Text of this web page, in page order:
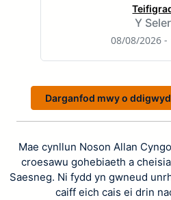
Y Seler
08/08/2026 -
Darganfod mwy o
Mae cynllun Noson Allan
croesawu gohebiaeth a
Saesneg. Ni fydd yn gwneud
caiff eich cais ei drin